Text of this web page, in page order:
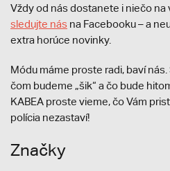
Vždy od nás dostanete i niečo na
sledujte nás na Facebooku – a
extra horúce novinky.
Módu máme proste radi, baví
čom budeme „šik“ a čo bude
KABEA proste vieme, čo Vám
polícia nezastaví!
Značky